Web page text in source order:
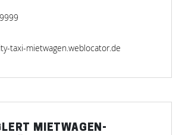
taxi-mietwagen.weblocator.de
MIETWAGEN-